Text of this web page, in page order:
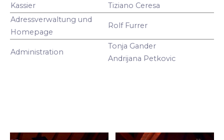
Kassier
Tiziano Ceresa
Adressverwaltung und
Homepage
Rolf Furrer
Administration
Tonja Gander
Andrijana Petkovic